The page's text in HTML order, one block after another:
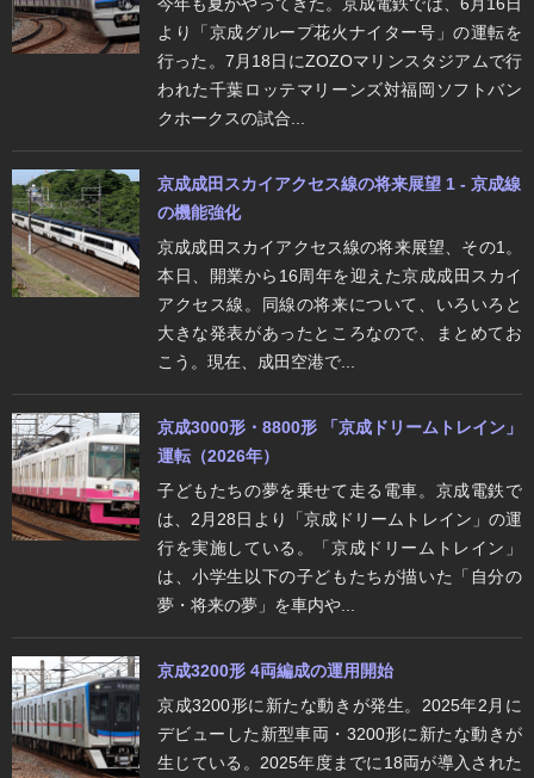
今年も夏がやってきた。京成電鉄では、6月16日
より「京成グループ花火ナイター号」の運転を
行った。7月18日にZOZOマリンスタジアムで行
われた千葉ロッテマリーンズ対福岡ソフトバン
クホークスの試合...
京成成田スカイアクセス線の将来展望 1 - 京成線
の機能強化
京成成田スカイアクセス線の将来展望、その1。
本日、開業から16周年を迎えた京成成田スカイ
アクセス線。同線の将来について、いろいろと
大きな発表があったところなので、まとめてお
こう。現在、成田空港で...
京成3000形・8800形 「京成ドリームトレイン」
運転（2026年）
子どもたちの夢を乗せて走る電車。京成電鉄で
は、2月28日より「京成ドリームトレイン」の運
行を実施している。「京成ドリームトレイン」
は、小学生以下の子どもたちが描いた「自分の
夢・将来の夢」を車内や...
京成3200形 4両編成の運用開始
京成3200形に新たな動きが発生。2025年2月に
デビューした新型車両・3200形に新たな動きが
生じている。2025年度までに18両が導入された